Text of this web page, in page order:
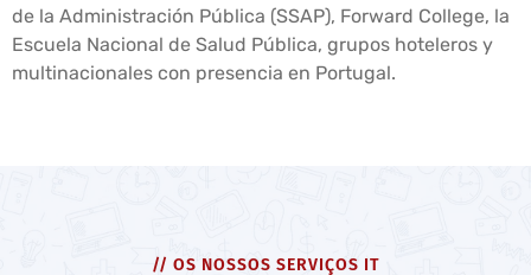
de la Administración Pública (SSAP), Forward College, la
Escuela Nacional de Salud Pública, grupos hoteleros y
multinacionales con presencia en Portugal.
// OS NOSSOS SERVIÇOS IT